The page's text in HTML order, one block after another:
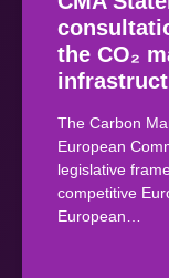
the CO₂
The Carbon
European
legislative
competitive
European…